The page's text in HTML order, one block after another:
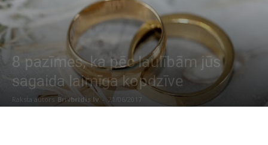
8 pazīmes, ka pēc laulībām jūs
sagaida laimīga kopdzīve
Raksta autors Brivbridis.lv - 21/06/2017